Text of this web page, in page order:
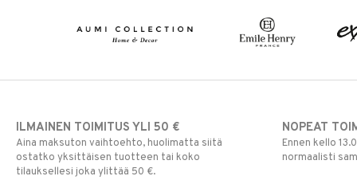
ILMAINEN TOIMITUS YLI 50 €
Aina maksuton vaihtoehto, huolimatta siitä
ostatko yksittäisen tuotteen tai koko
tilauksellesi joka ylittää 50 €.
NOPEAT
Ennen kello
normaalisti